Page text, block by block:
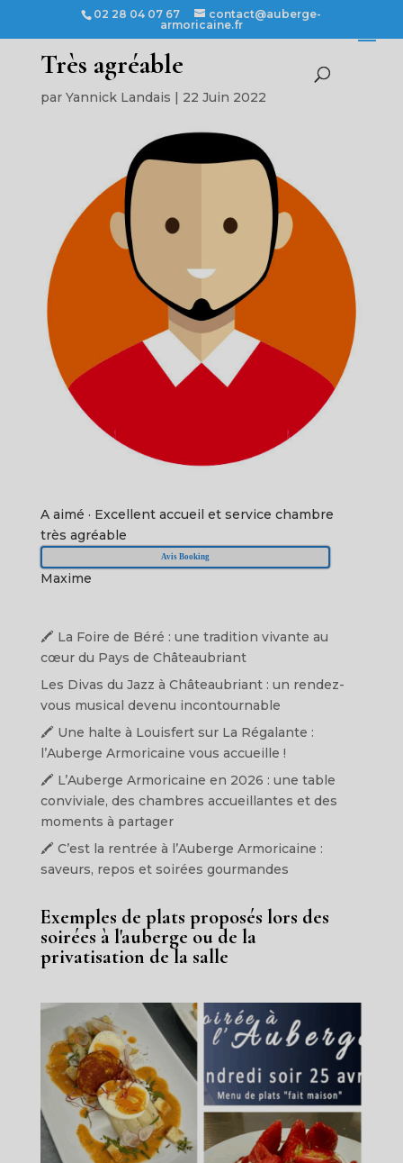
02 28 04 07 67
contact@auberge-
armoricaine.fr
Très agréable
par Yannick Landais | 22 Juin 2022
A aimé · Excellent accueil et service chambre
très agréable
Avis Booking
Maxime
🖍️ La Foire de Béré : une tradition vivante au
cœur du Pays de Châteaubriant
Les Divas du Jazz à Châteaubriant : un rendez-
vous musical devenu incontournable
🖍️ Une halte à Louisfert sur La Régalante :
l’Auberge Armoricaine vous accueille !
🖍️ L’Auberge Armoricaine en 2026 : une table
conviviale, des chambres accueillantes et des
moments à partager
🖍️ C’est la rentrée à l’Auberge Armoricaine :
saveurs, repos et soirées gourmandes
Exemples de plats proposés lors des
soirées à l'auberge ou de la
privatisation de la salle